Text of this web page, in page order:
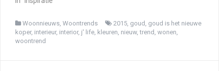
Woonnieuws Woontrends 2015 goud goud is het nieuwe
koper, interieur, interior, j' life kleuren nieuw,trend wonen
woontrend